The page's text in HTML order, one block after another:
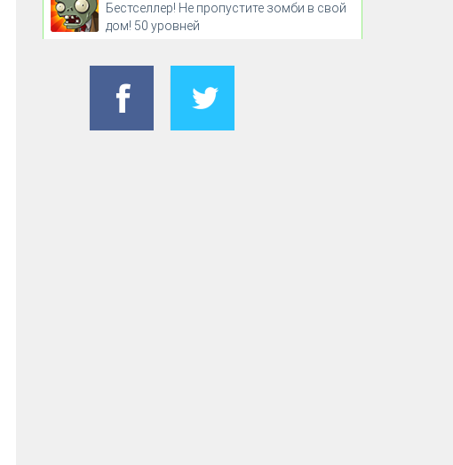
Бестселлер! Не пропустите зомби в свой
дом! 50 уровней